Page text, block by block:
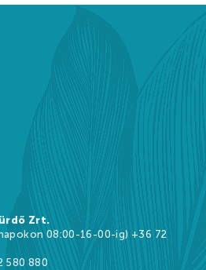
Zrt.
08:00-16-00-ig) +36 72
580 880